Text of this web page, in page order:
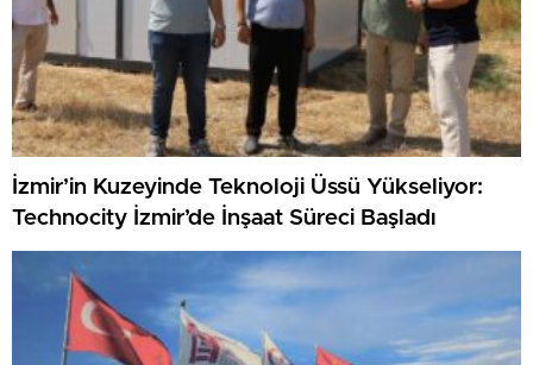
İzmir’in Kuzeyinde Teknoloji Üssü Yükseliyor:
Technocity İzmir’de İnşaat Süreci Başladı